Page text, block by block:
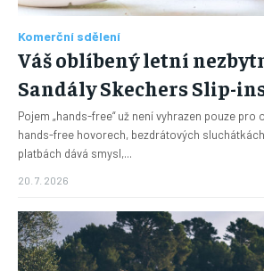
Komerční sdělení
Váš oblíbený letní
Sandály Skechers Slip-
Pojem „hands-free“ už není vyhrazen pouze pro
hands-free hovorech, bezdrátových
platbách dává smysl,...
20. 7. 2026